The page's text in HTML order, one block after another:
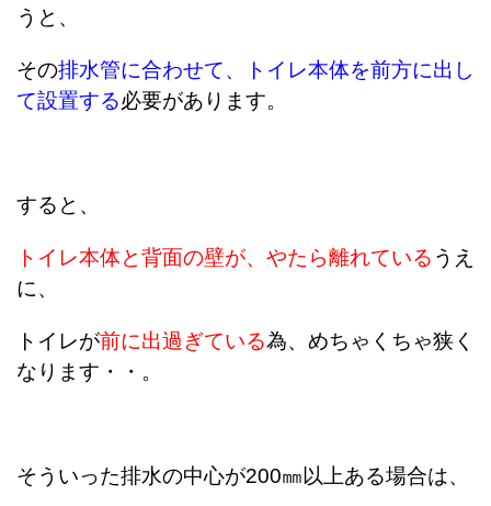
うと、
その排水管に合わせて、トイレ本体を前方に出し
て設置する必要があります。
すると、
トイレ本体と背面の壁が、やたら離れている うえ
に、
トイレが前に出過ぎている為、めちゃくちゃ狭く
なります・・。
そういった排水の中心が200㎜以上ある場合は、